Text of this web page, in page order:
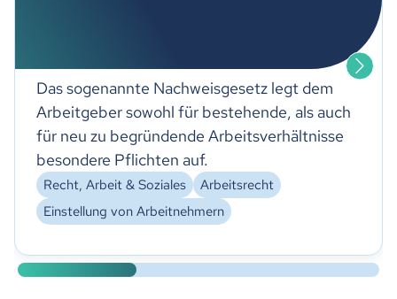
Das sogenannte Nachweisgesetz legt dem
Arbeitgeber sowohl für bestehende, als auch
für neu zu begründende Arbeitsverhältnisse
besondere Pflichten auf.
Recht, Arbeit & Soziales
Arbeitsrecht
Einstellung von Arbeitnehmern